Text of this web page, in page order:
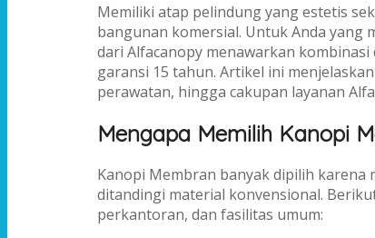
Memiliki atap pelindung yang estetis
bangunan komersial. Untuk Anda yang
dari Alfacanopy menawarkan
garansi 15 tahun. Artikel ini
perawatan, hingga cakupan layanan
Mengapa Memilih Kanopi
Kanopi Membran banyak dipilih
ditandingi material konvensional.
perkantoran, dan fasilitas umum: